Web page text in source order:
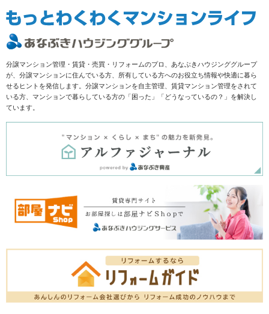
分譲マンション管理・賃貸・売買・リフォームのプロ、あなぶきハウジンググループ
が、分譲マンションに住んでいる方、所有している方へのお役立ち情報や快適に暮ら
せるヒントを発信します。分譲マンションを自主管理、賃貸マンション管理をされて
いる方、マンションで暮らしている方の「困った」「どうなっているの？」を解決し
ています。